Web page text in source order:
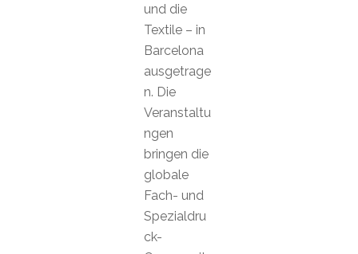
und die
Textile – in
Barcelona
ausgetrage
n. Die
Veranstaltu
ngen
bringen die
globale
Fach- und
Spezialdru
ck-